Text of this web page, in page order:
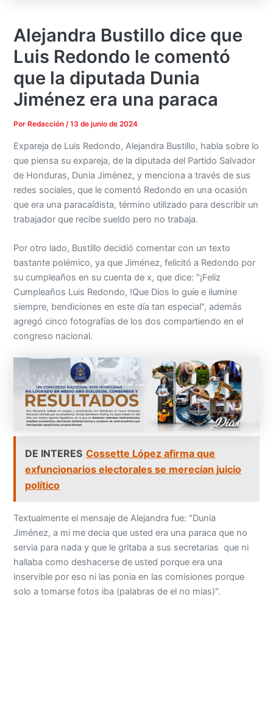
Alejandra Bustillo dice que
Luis Redondo le comentó
que la diputada Dunia
Jiménez era una paraca
Por Redacción/13 de junio de 2024
Expareja de Luis Redondo, Alejandra Bustillo, habla sobre lo
que piensa su expareja, de la diputada del Partido Salvador
de Honduras, Dunia Jiménez, y menciona a través de sus
redes sociales, que le comentó Redondo en una ocasión
que era una paracaídista, término utilizado para describir un
trabajador que recibe sueldo pero no trabaja.
Por otro lado, Bustillo decidió comentar con un texto
bastante polémico, ya que Jiménez, felicitó a Redondo por
su cumpleaños en su cuenta de x, que dice: "¡Feliz
Cumpleaños Luis Redondo, !Que Dios lo guíe e ilumine
siempre, bendiciones en este día tan especial", además
agregó cinco fotografías de los dos compartiendo en el
congreso nacional.
DE INTERES Cossette López afirma que
exfuncionarios electorales se merecían juicio
político
Textualmente el mensaje de Alejandra fue: "Dunia
Jiménez, a mi me decia que usted era una paraca que no
servia para nada y que le gritaba a sus secretarias que ni
hallaba como deshacerse de usted porque era una
inservible por eso ni las ponia en las comisiones porque
solo a tomarse fotos iba (palabras de el no mias)".